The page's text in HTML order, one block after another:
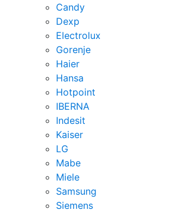
Candy
Dexp
Electrolux
Gorenje
Haier
Hansa
Hotpoint
IBERNA
Indesit
Kaiser
LG
Mabe
Miele
Samsung
Siemens